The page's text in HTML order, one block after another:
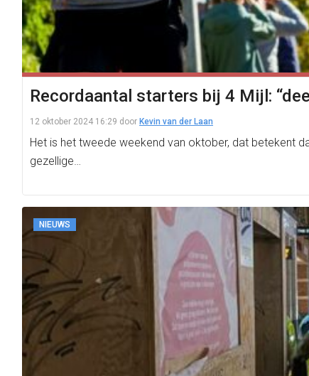
Recordaantal starters bij 4 Mijl:
12 oktober 2024 16:29 door Kevin van der Laan
Het is het tweede weekend van oktober, dat betekent
gezellige…
NIEUWS